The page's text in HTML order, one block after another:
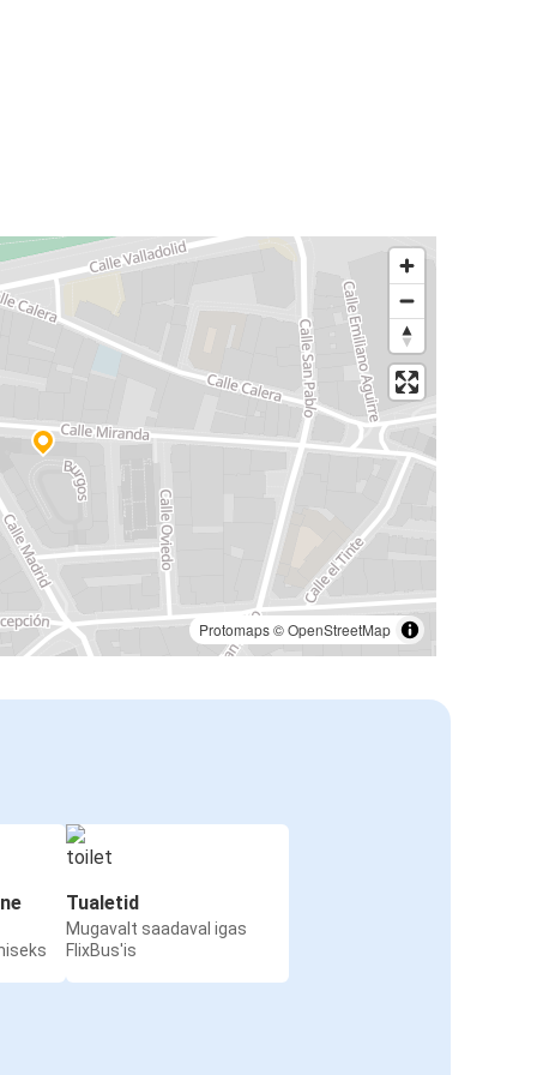
Protomaps©OpenStreetMap
Tualetid
Mugavalt saadaval igas
FlixBus'is